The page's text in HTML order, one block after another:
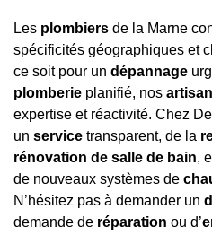
Les plombiers de la Marne
spécificités géographiques et
ce soit pour un dépannage
plomberie planifié, nos
expertise et réactivité. Chez
un service transparent, de la
rénovation de salle de bain,
de nouveaux systèmes de
N’hésitez pas à demander un
demande de réparation ou d’